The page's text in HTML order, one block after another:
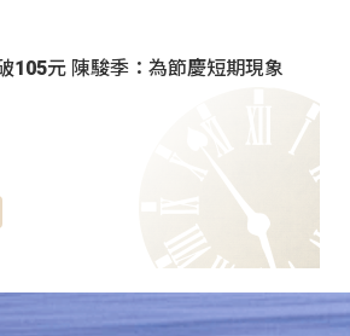
105元 陳駿季：為節慶短期現象